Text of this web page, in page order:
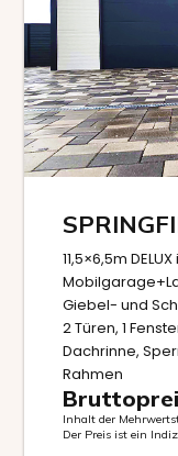
11,5×6,5m
Giebel- und
2 Türen, 1
Dachrinne,
Rahmen
Inhalt der
Der Preis ist ein